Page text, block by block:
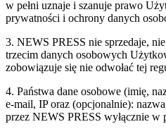
w pełni uznaje i szanuje prawo
prywatności i ochrony danych
3. NEWS PRESS nie sprzedaje,
trzecim danych osobowych
zobowiązuje się nie odwołać tej
4. Państwa dane osobowe (imię,
e-mail, IP oraz (opcjonalnie):
przez NEWS PRESS wyłącznie w